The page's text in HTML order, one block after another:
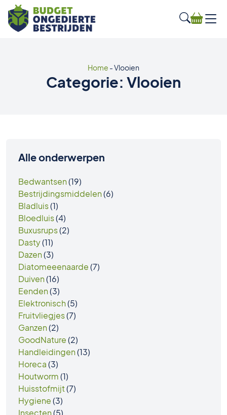
Home -Vlooien
Categorie: Vlooien
Alle onderwerpen
Bedwantsen(19)
Bestrijdingsmiddelen(6)
Bladluis(1)
Bloedluis(4)
Buxusrups(2)
Dasty(11)
Dazen(3)
Diatomeeenaarde(7)
Duiven(16)
Eenden(3)
Elektronisch(5)
Fruitvliegjes(7)
Ganzen(2)
GoodNature(2)
Handleidingen(13)
Horeca(3)
Houtworm(1)
Huisstofmijt(7)
Hygiene(3)
Insecten(5)